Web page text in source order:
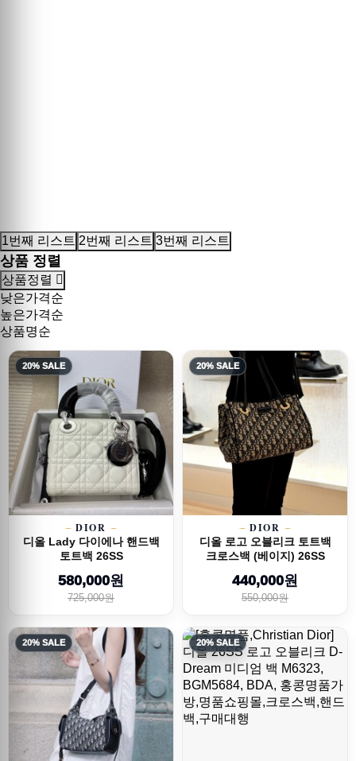
1번째 리스트 2번째 리스트 3번째 리스트
상품 정렬
상품정렬
낮은가격순
높은가격순
상품명순
20% SALE
DIOR
디올 Lady 다이에나 핸드백
토트백 26SS
580,000원
725,000원
20% SALE
DIOR
디올 로고 오블리크 토트백
크로스백 (베이지) 26SS
440,000원
550,000원
20% SALE 20% SALE